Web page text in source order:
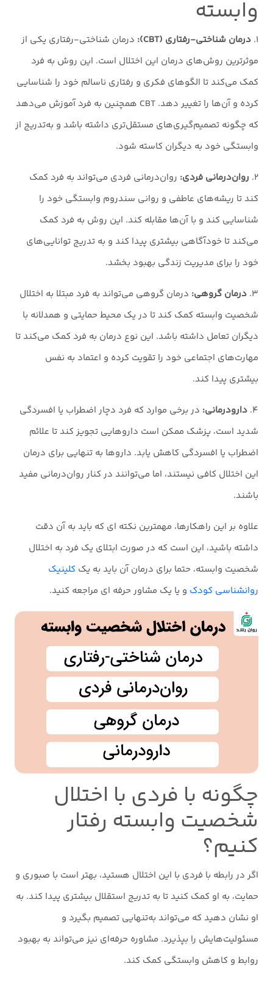
وابسته
۱. درمان شناختی-رفتاری (CBT):
درمان شناختی-رفتاری یکی از
موثرترین روش‌های درمان این اختلال است. این روش به فرد
کمک می‌کند تا الگوهای فکری و رفتاری ناسالم خود را شناسایی
کرده و آن‌ها را تغییر دهد. CBT همچنین به فرد آموزش می‌دهد
که چگونه تصمیم‌گیری‌های مستقل‌تری داشته باشد و به‌تدریج از
وابستگی خود به دیگران کاسته شود.
۲. روان‌درمانی فردی: روان‌درمانی فردی می‌تواند به فرد کمک
کند تا ریشه‌های عاطفی و روانی سندروم وابستگی خود را
شناسایی کند و با آن‌ها مقابله کند. این روش به فرد کمک
می‌کند تا خودآگاهی بیشتری پیدا کند و به تدریج توانایی‌های
خود را برای مدیریت زندگی بهبود بخشد.
۳. درمان گروهی: درمان گروهی می‌تواند به فرد مبتلا به اختلال
شخصیت وابسته کمک کند تا در یک محیط حمایتی و همدلانه با
دیگران تعامل داشته باشد. این نوع درمان به فرد کمک می‌کند تا
مهارت‌های اجتماعی خود را تقویت کرده و اعتماد به نفس
بیشتری پیدا کند.
۴. دارودرمانی: در برخی موارد که فرد دچار اضطراب یا افسردگی
شدید است، پزشک ممکن است داروهایی تجویز کند تا علائم
اضطراب یا افسردگی کاهش یابد. داروها به تنهایی برای درمان
این اختلال کافی نیستند، اما می‌توانند در کنار روان‌درمانی مفید
باشند.
علاوه بر این راهکارها، مهمترین نکته ای که باید به آن دقت
داشته باشید، این است که در صورت ابتلای یک فرد به اختلال
شخصیت وابسته، حتما برای درمان آن باید به یک کلینیک
روانشناسی کودک و یا یک مشاور حرفه ای مراجعه کنید.
چگونه با فردی با اختلال
شخصیت وابسته رفتار
کنیم؟
اگر در رابطه با فردی با این اختلال هستید، بهتر است با صبوری و
حمایت، به او کمک کنید تا به تدریج استقلال بیشتری پیدا کند. به
او نشان دهید که می‌تواند به‌تنهایی تصمیم بگیرد و
مسئولیت‌هایش را بپذیرد. مشاوره حرفه‌ای نیز می‌تواند به بهبود
روابط و کاهش وابستگی کمک کند.